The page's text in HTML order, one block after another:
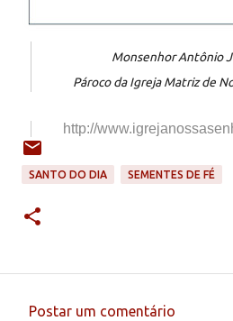
Monsenhor Antônio
Pároco da Igreja Matriz de
http://
SANTO DO DIA SEMENTES DE FÉ
Postar um comentário